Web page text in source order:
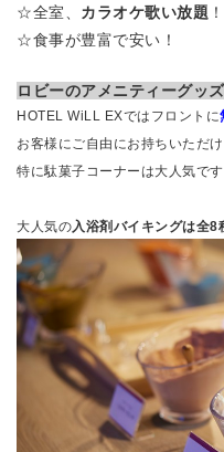
☆全室、 カラオケ歌い放題 ！
☆食事が豊富で安い！
ロビーのアメニティーグッ
HOTEL WiLL EXではフロントに
お客様にご自由にお持ちいただ
特に駄菓子コーナーは大人気です
大人気の入浴剤バイキングは全8